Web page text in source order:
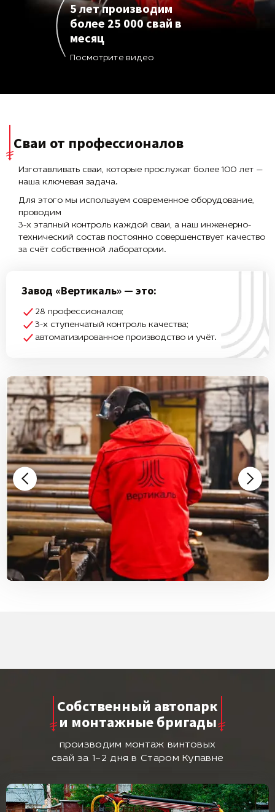
5 лет производим
более 25 000 свай в
месяц
Посмотрите видео
Сваи от профессионалов
Изготавливать сваи, которые прослужат более 100 лет —
наша ключевая задача.
Для этого мы используем современное оборудование,
проводим
3-х этапный контроль каждой сваи, а наш инженерно-
технический состав постоянно совершенствует качество
за счёт собственной лаборатории.
Завод «Вертикаль» — это:
28 профессионалов;
3-х ступенчатый контроль качества;
автоматизированное производство и учёт.
Собственный автопарк
и монтажные бригады
производим монтаж винтовых
свай за 1–2 дня в Старом Купавне